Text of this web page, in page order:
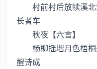
村前村后放犊溪北
长者车
秋夜【六言】
杨柳摇堦月色梧桐
醒诗成